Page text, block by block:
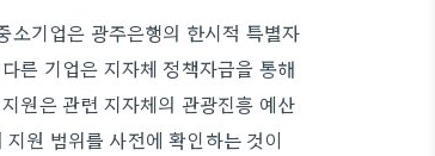
소기업은 광주은행의 한시적 특별자
른 기업은 지자체 정책자금을 통해
원은 관련 지자체의 관광진흥 예산
원 범위를 사전에 확인하는 것이